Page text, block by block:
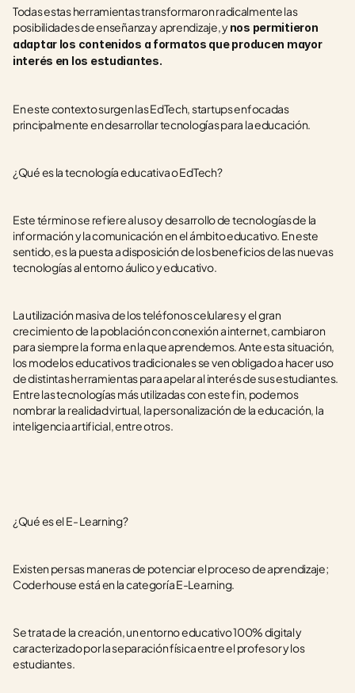
Todas estas herramientas transformaron radicalmente las
posibilidades de enseñanza y aprendizaje, y nos permitieron
adaptar los contenidos a formatos que producen mayor
interés en los estudiantes.
En este contexto surgen las EdTech, startups enfocadas
principalmente en desarrollar tecnologías para la educación.
¿Qué es la tecnología educativa o EdTech?
Este término se refiere al uso y desarrollo de tecnologías de la
información y la comunicación en el ámbito educativo. En este
sentido, es la puesta a disposición de los beneficios de las nuevas
tecnologías al entorno áulico y educativo.
La utilización masiva de los teléfonos celulares y el gran
crecimiento de la población con conexión a internet, cambiaron
para siempre la forma en la que aprendemos. Ante esta situación,
los modelos educativos tradicionales se ven obligado a hacer uso
de distintas herramientas para apelar al interés de sus estudiantes.
Entre las tecnologías más utilizadas con este fin, podemos
nombrar la realidad virtual, la personalización de la educación, la
inteligencia artificial, entre otros.
¿Qué es el E- Learning?
Existen persas maneras de potenciar el proceso de aprendizaje;
Coderhouse está en la categoría E-Learning.
Se trata de la creación, un entorno educativo 100% digital y
caracterizado por la separación física entre el profesor y los
estudiantes.